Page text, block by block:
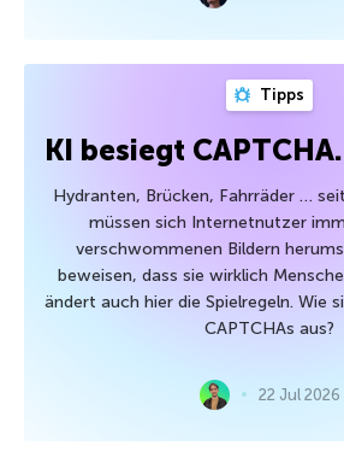
Tipps
KI besiegt
Hydranten, Brücken, Fahrräder …
müssen sich Internetnutzer
verschwommenen Bildern
beweisen, dass sie wirklich
ändert auch hier die Spielregeln. Wie
CAPTCHAs aus?
22 Jul 2026